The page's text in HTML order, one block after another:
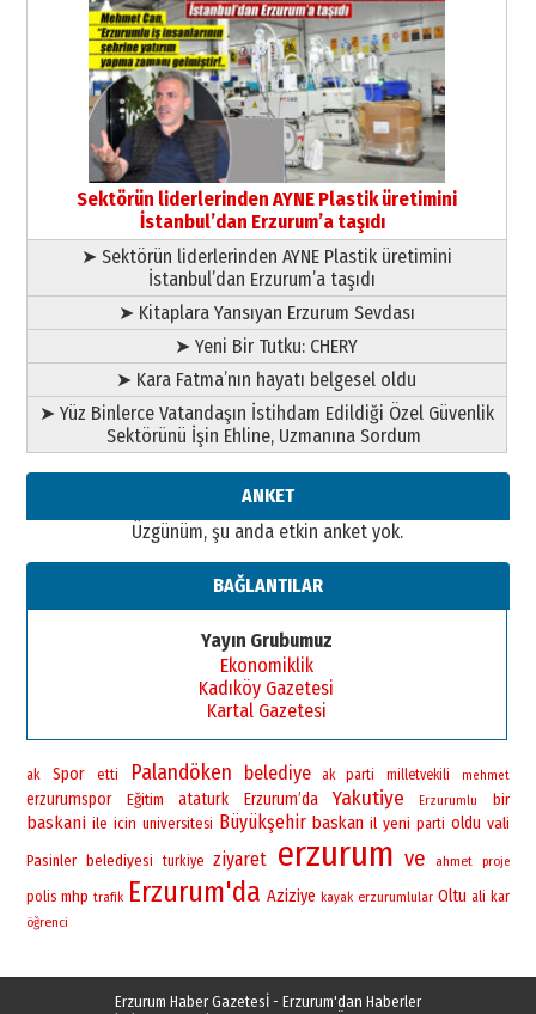
Cem Bakırcı
Ardında bıraktığı hatıralarıyla
gönül adamı Faruk Terzioğlu!
13 Mayıs 2026 Çarşamba
Esat BİNDESEN
Başkan Sekmen’den Erzurum’a
bir vizyon proje daha!
02 Ağustos 2026 Pazar
Sektörün liderlerinden AYNE Plastik üretimini
İstanbul’dan Erzurum’a taşıdı
➤ Sektörün liderlerinden AYNE Plastik üretimini
İstanbul’dan Erzurum’a taşıdı
➤ Kitaplara Yansıyan Erzurum Sevdası
➤ Yeni Bir Tutku: CHERY
➤ Kara Fatma’nın hayatı belgesel oldu
➤ Yüz Binlerce Vatandaşın İstihdam Edildiği Özel Güvenlik
Sektörünü İşin Ehline, Uzmanına Sordum
ANKET
Üzgünüm, şu anda etkin anket yok.
BAĞLANTILAR
Yayın Grubumuz
Ekonomiklik
Kadıköy Gazetesi
Kartal Gazetesi
ak Spor etti Palandöken belediye ak parti milletvekili mehmet
erzurumspor Eğitim ataturk Erzurum’da Yakutiye Erzurumlu bir
baskani ile icin universitesi Büyükşehir baskan il yeni parti oldu vali
Pasinler belediyesi turkiye ziyaret erzurum ve ahmet proje
polis mhp trafik Erzurum'da Aziziye kayak erzurumlular Oltu ali kar
öğrenci
Erzurum Haber Gazetesİ - Erzurum'dan Haberler